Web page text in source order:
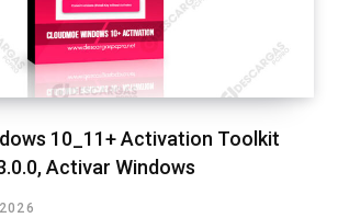
10_11+ Activation Toolkit
Activar Windows